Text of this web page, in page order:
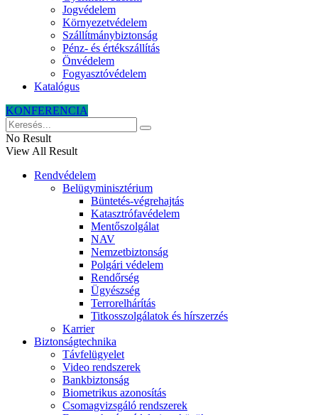
Jogvédelem
Környezetvédelem
Szállítmánybiztonság
Pénz- és értékszállítás
Önvédelem
Fogyasztóvédelem
Katalógus
KONFERENCIA
No Result
View All Result
Rendvédelem
Belügyminisztérium
Büntetés-végrehajtás
Katasztrófavédelem
Mentőszolgálat
NAV
Nemzetbiztonság
Polgári védelem
Rendőrség
Ügyészség
Terrorelhárítás
Titkosszolgálatok és hírszerzés
Karrier
Biztonságtechnika
Távfelügyelet
Video rendszerek
Bankbiztonság
Biometrikus azonosítás
Csomagvizsgáló rendszerek